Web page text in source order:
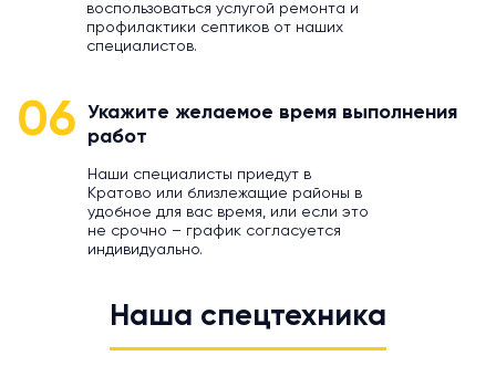
воспользоваться услугой ремонта и
профилактики септиков от наших
специалистов.
06
Укажите желаемое время выполнения
работ
Наши специалисты приедут в
Кратово или близлежащие районы в
удобное для вас время, или если это
не срочно – график согласуется
индивидуально.
Наша спецтехника